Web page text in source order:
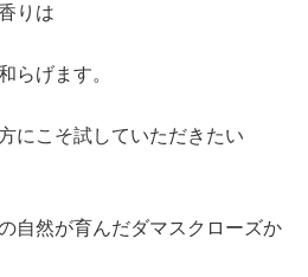
りは
らげます。
にこそ試していただきたい
自然が育んだダマスクローズか